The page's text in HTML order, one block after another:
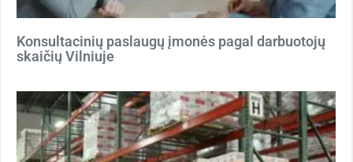
Konsultacinių paslaugų įmonės pagal darbuotojų
skaičių Vilniuje